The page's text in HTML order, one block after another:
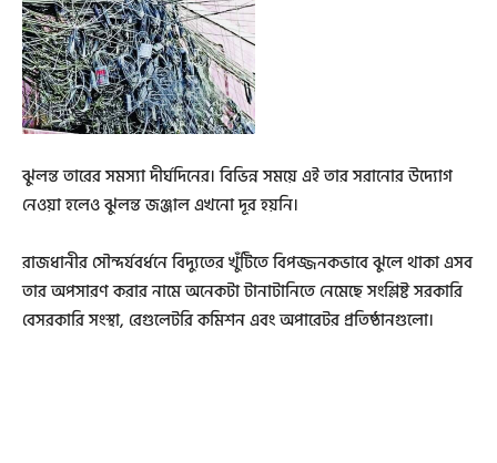
ঝুলন্ত তারের সমস্যা দীর্ঘদিনের। বিভিন্ন সময়ে এই তার সরানোর উদ্যোগ
নেওয়া হলেও ঝুলন্ত জঞ্জাল এখনো দূর হয়নি।
রাজধানীর সৌন্দর্যবর্ধনে বিদ্যুতের খুঁটিতে বিপজ্জনকভাবে ঝুলে থাকা এসব
তার অপসারণ করার নামে অনেকটা টানাটানিতে নেমেছে সংশ্লিষ্ট সরকারি
বেসরকারি সংস্থা, রেগুলেটরি কমিশন এবং অপারেটর প্রতিষ্ঠানগুলো।